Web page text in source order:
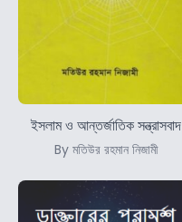
ইসলাম ও আন্তর্জাতিক সন্ত্রাসবাদ
By মতিউর রহমান নিজামী